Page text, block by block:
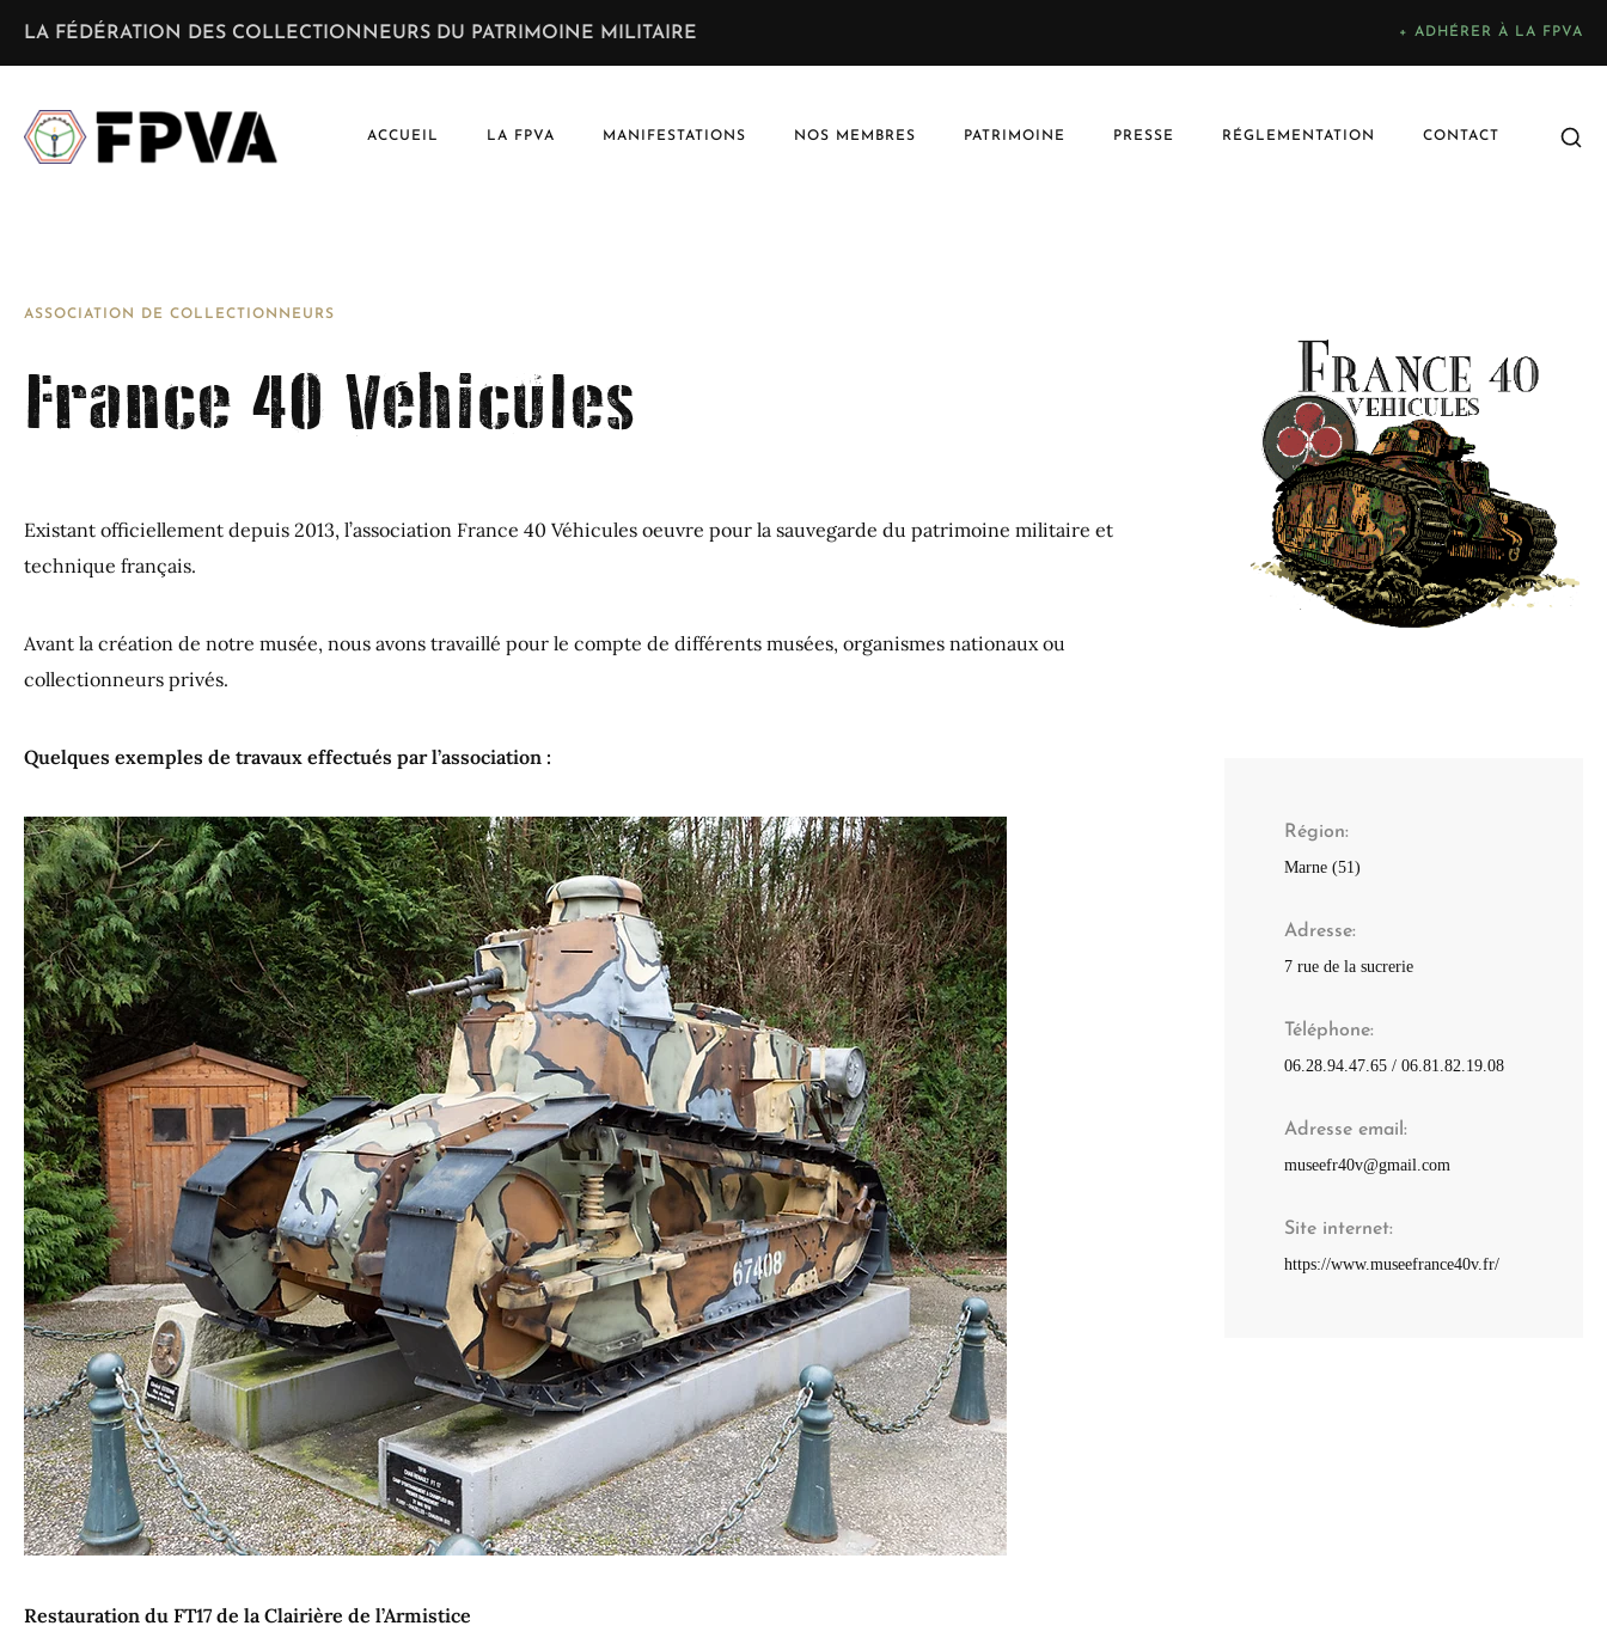
LA FÉDÉRATION DES COLLECTIONNEURS DU PATRIMOINE MILITAIRE + ADHÉRER À LA FPVA
ACCUEIL LA FPVA MANIFESTATIONS NOS MEMBRES PATRIMOINE PRESSE RÉGLEMENTATION CONTACT
ASSOCIATION DE COLLECTIONNEURS
France 40 Véhicules
Existant officiellement depuis 2013, l’association France 40 Véhicules oeuvre pour la sauvegarde du patrimoine militaire et
technique français.
​Avant la création de notre musée, nous avons travaillé pour le compte de différents musées, organismes nationaux ou
collectionneurs privés.
Quelques exemples de travaux effectués par l’association :
Restauration du FT17 de la Clairière de l’Armistice
Région
Marne (51)
Adresse
7 rue de la sucrerie
Téléphone
06.28.94.47.65 / 06.81.82.19.08
Adresse email
museefr40v@gmail.com
Site internet
https://www.museefrance40v.fr/